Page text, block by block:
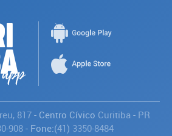
817- Centro Cívico Curitiba - PR
908- Fone:(41) 3350-8484